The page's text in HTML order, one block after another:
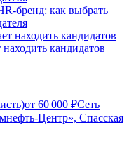
бренд: как выбрать
кандидатов
от 60 000 ₽Сеть
Центр», Спасская